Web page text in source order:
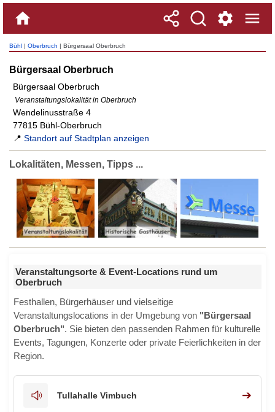
Bühl | Oberbruch | Bürgersaal Oberbruch
Bürgersaal Oberbruch
Bürgersaal Oberbruch
Veranstaltungslokalität in Oberbruch
Wendelinusstraße 4
77815 Bühl-Oberbruch
📍 Standort auf Stadtplan anzeigen
Lokalitäten, Messen, Tipps ...
Veranstaltungsorte & Event-Locations rund um
Oberbruch
Festhallen, Bürgerhäuser und vielseitige
Veranstaltungslocations in der Umgebung von "Bürgersaal
Oberbruch". Sie bieten den passenden Rahmen für kulturelle
Events, Tagungen, Konzerte oder private Feierlichkeiten in der
Region.
Tullahalle Vimbuch ➔